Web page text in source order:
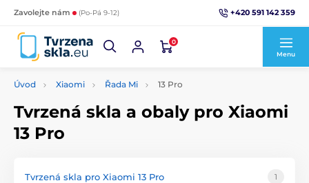
Zavolejte nám (Po-Pá 9-12) +420 591 142 359
0
Menu
Úvod Xiaomi Řada Mi 13 Pro
Tvrzená skla a obaly pro Xiaomi
13 Pro
Tvrzená skla pro Xiaomi 13 Pro 1